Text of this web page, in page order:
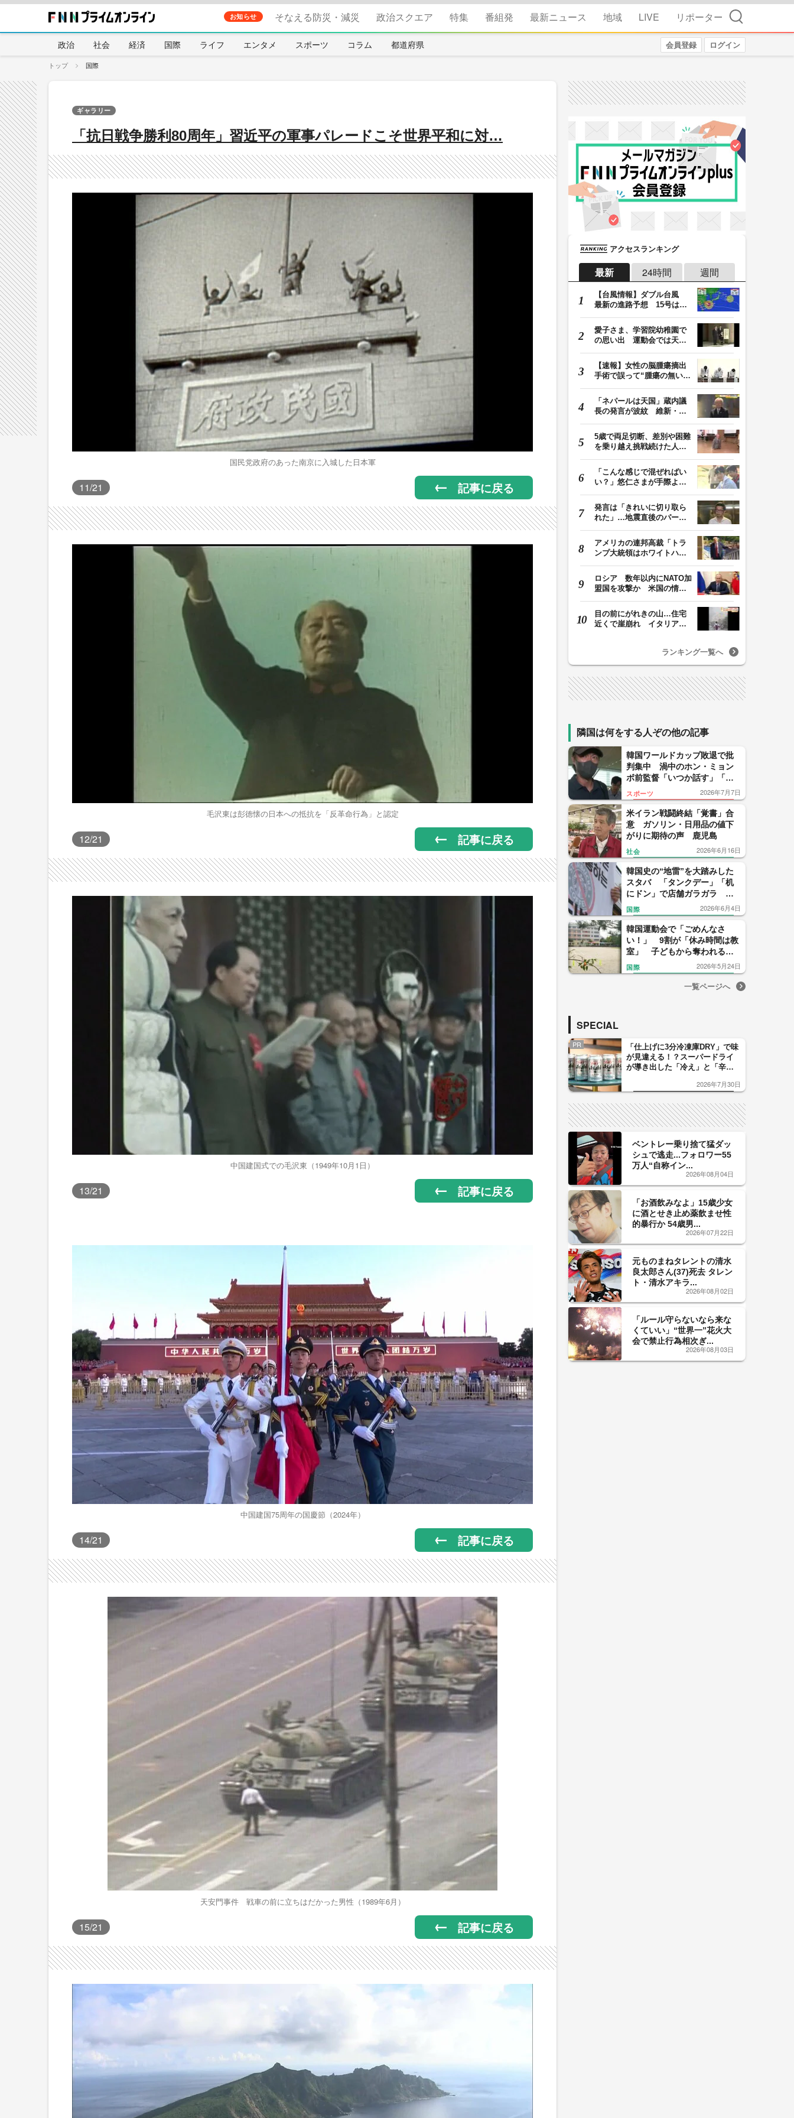
お知らせ そなえる防災・減災 政治スクエア 特集 番組発 最新ニュース 地域 LIVE リポーター 検索
政治 社会 経済 国際 ライフ エンタメ スポーツ コラム 都道府県 会員登録 ログイン
トップ 国際
「抗日戦争勝利80周年」習近平の軍事パレードこそ世界平和に対…
ギャラリー
国民党政府のあった南京に入城した日本軍
11/21 記事に戻る
毛沢東は彭徳懐の日本への抵抗を「反革命行為」と認定
12/21 記事に戻る
中国建国式での毛沢東（1949年10月1日）
13/21 記事に戻る
中国建国75周年の国慶節（2024年）
14/21 記事に戻る
天安門事件 戦車の前に立ちはだかった男性（1989年6月）
15/21 記事に戻る
アクセスランキング
最新 24時間 週間
【台風情報】ダブル台風
最新の進路予想 15号は北
愛子さま、学習院幼稚園で
の思い出 運動会では天皇
【速報】女性の脳腫瘍摘出
手術で誤って“腫瘍の無い部
「ネパールは天国」蔵内議
長の発言が波紋 維新・吉
5歳で両足切断、差別や困難
を乗り越え挑戦続けた人
「こんな感じで混ぜればい
い？」悠仁さまが手際よく
発言は「きれいに切り取ら
れた」…地震直後のパーテ
アメリカの連邦高裁「トラ
ンプ大統領はホワイトハウ
ロシア 数年以内にNATO加
盟国を攻撃か 米国の情報
目の前にがれきの山…住宅
近くで崖崩れ イタリア・
ランキング一覧へ
隣国は何をする人ぞの他の記事
韓国ワールドカップ敗退で批
判集中 渦中のホン・ミョン
ボ前監督「いつか話す」「内
紛はない」 怒りの背景に“公
平性重視する国民性”も
スポーツ 2026年7月7日
米イラン戦闘終結「覚書」合
意 ガソリン・日用品の値下
がりに期待の声 鹿児島
社会 2026年6月16日
韓国史の“地雷”を大踏みした
スタバ 「タンクデー」「机
にドン」で店舗ガラガラ 国
家的不買運動に出口はあるの
か
国際 2026年6月4日
韓国運動会で「ごめんなさ
い！」 9割が「休み時間は教
室」 子どもから奪われる校
庭 背景に執拗な責任追及と
過剰苦情
国際 2026年5月24日
一覧ページへ
SPECIAL
PR
「仕上げに3分冷凍庫DRY」で味
が見違える！？スーパードライ
が導き出した「冷え」と「辛
した「辛口カーブ」が飲み頃の
2026年7月30日
ベントレー乗り捨て猛ダッ
シュで逃走...フォロワー55
万人“自称イン...
2026年08月04日
「お酒飲みなよ」15歳少女
に酒とせき止め薬飲ませ性
的暴行か 54歳男...
2026年07月22日
元ものまねタレントの清水
良太郎さん(37)死去 タレン
ト・清水アキラ...
2026年08月02日
「ルール守らないなら来な
くていい」“世界一”花火大
会で禁止行為相次ぎ...
2026年08月03日